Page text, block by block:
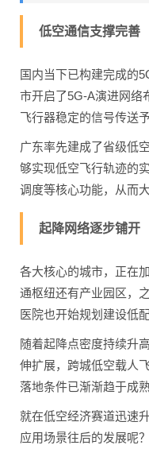
低空通信支撑完善
国内当下已构建完成的
市开启了5G-A演进网络
飞行器稳定的信号传送
广东率先建成了省级低
够实现低空飞行轨迹的
调度等核心功能，从而
起降网络逐步铺开
各大核心的城市，正在
通枢纽还有产业园区，
医院也开始规划建设低
随着起降点密度持续升
伸扩展，跨城低空载人
落地条件已渐渐趋于成熟
就在低空经济赛道迅速
应用场景往后的发展呢？